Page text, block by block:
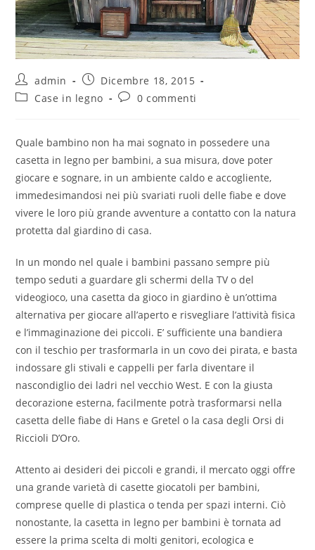
admin
Dicembre 18, 2015
Case in legno
0 commenti
Quale bambino non ha mai sognato in possedere una
casetta in legno per bambini, a sua misura, dove poter
giocare e sognare, in un ambiente caldo e accogliente,
immedesimandosi nei più svariati ruoli delle fiabe e dove
vivere le loro più grande avventure a contatto con la natura
protetta dal giardino di casa.
In un mondo nel quale i bambini passano sempre più
tempo seduti a guardare gli schermi della TV o del
videogioco, una casetta da gioco in giardino è un’ottima
alternativa per giocare all’aperto e risvegliare l’attività fisica
e l’immaginazione dei piccoli. E’ sufficiente una bandiera
con il teschio per trasformarla in un covo dei pirata, e basta
indossare gli stivali e cappelli per farla diventare il
nascondiglio dei ladri nel vecchio West. E con la giusta
decorazione esterna, facilmente potrà trasformarsi nella
casetta delle fiabe di Hans e Gretel o la casa degli Orsi di
Riccioli D’Oro.
Attento ai desideri dei piccoli e grandi, il mercato oggi offre
una grande varietà di casette giocatoli per bambini,
comprese quelle di plastica o tenda per spazi interni. Ciò
nonostante, la casetta in legno per bambini è tornata ad
essere la prima scelta di molti genitori, ecologica e